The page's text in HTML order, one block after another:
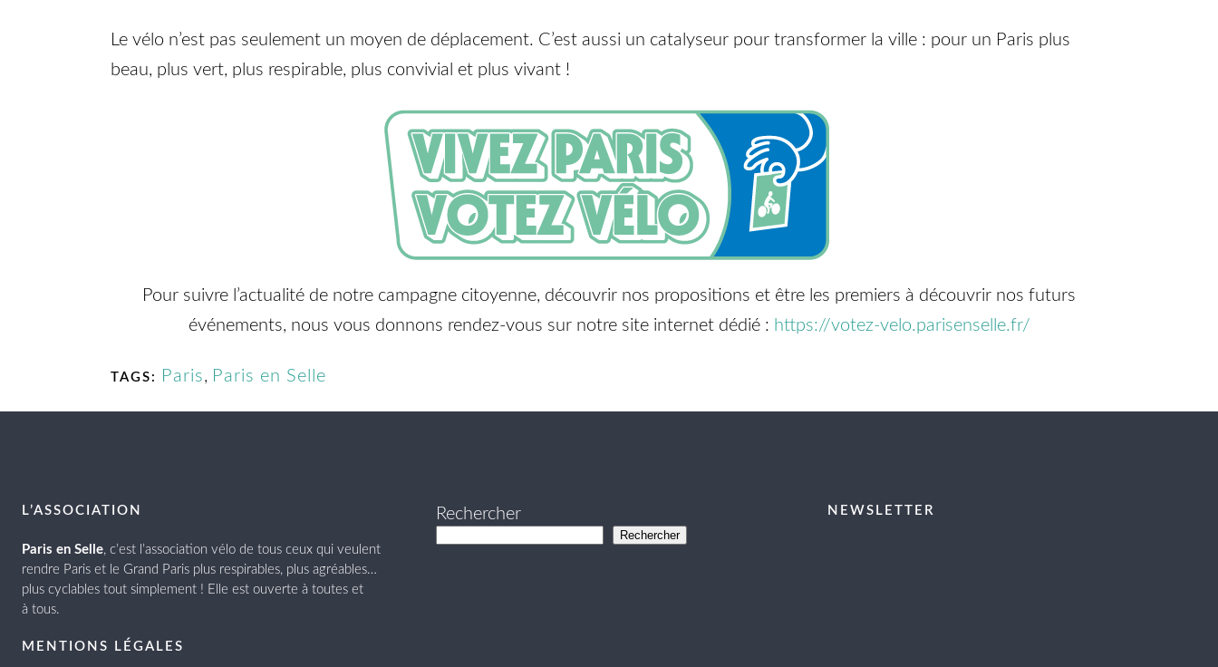
Le vélo n’est pas seulement un moyen de déplacement. C’est aussi un catalyseur pour transformer la ville : pour un Paris plus
beau, plus vert, plus respirable, plus convivial et plus vivant !
Pour suivre l’actualité de notre campagne citoyenne, découvrir nos propositions et être les premiers à découvrir nos futurs
événements, nous vous donnons rendez-vous sur notre site internet dédié : https://votez-velo.parisenselle.fr/
TAGS: Paris, Paris en Selle
L’ASSOCIATION
Paris en Selle, c’est l’association vélo de tous ceux qui veulent
rendre Paris et le Grand Paris plus respirables, plus agréables…
plus cyclables tout simplement ! Elle est ouverte à toutes et
à tous.
MENTIONS LÉGALES
Rechercher
Rechercher
NEWSLETTER